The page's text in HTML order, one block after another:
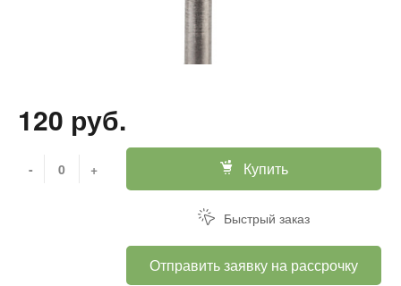
120 руб.
- + Купить
Быстрый заказ
Отправить заявку на рассрочку